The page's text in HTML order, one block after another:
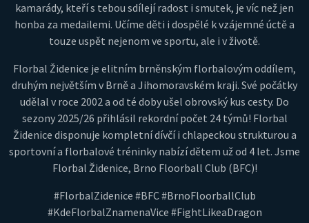
kamarády, kteří s tebou sdílejí radost i smutek, je víc než jen
honba za medailemi. Učíme děti i dospělé k vzájemné úctě a
touze uspět nejenom ve sportu, ale i v životě.
Florbal Židenice je elitním brněnským florbalovým oddílem,
druhým největším v Brně a Jihomoravském kraji. Své počátky
udělal v roce 2002 a od té doby ušel obrovský kus cesty. Do
sezony 2025/26 přihlásil rekordní počet 24 týmů! Florbal
Židenice disponuje kompletní dívčí i chlapeckou strukturou a
sportovní a florbalové tréninky nabízí dětem už od 4 let. Jsme
Florbal Židenice, Brno Floorball Club (BFC)!
#FlorbalZidenice #BFC #BrnoFloorballClub
#KdeFlorbalZnamenaVice #FightLikeaDragon